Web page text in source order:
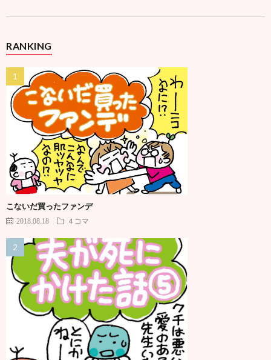
RANKING
こないだ買ったファンデ
2018.08.18 ４コマ